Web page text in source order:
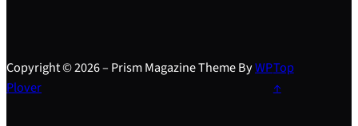
Copyright © 2026 – Prism Magazine Theme ByWP
Plover
Top
↑